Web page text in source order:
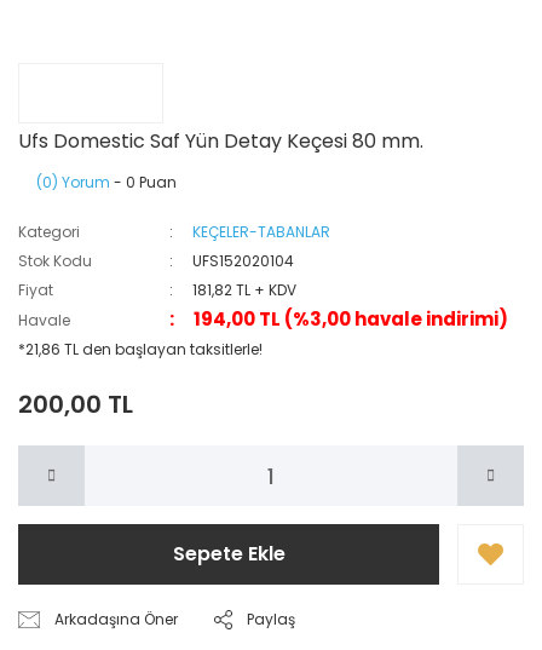
Ufs Domestic Saf Yün Detay Keçesi 80 mm.
(0) Yorum - 0 Puan
Kategori
KEÇELER-TABANLAR
Stok Kodu
UFS152020104
Fiyat
181,82 TL + KDV
Havale
194,00 TL (%3,00 havale indirimi)
*21,86 TL den başlayan taksitlerle!
200,00 TL
Sepete Ekle
Arkadaşına Öner Paylaş